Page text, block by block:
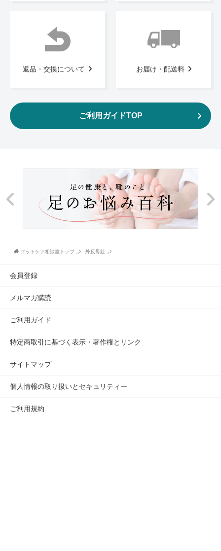
返品・交換について お届け・配送料
ご利用ガイドTOP
フットケア相談室トップ 外反母趾
会員登録
メルマガ購読
ご利用ガイド
特定商取引に基づく表示・著作権とリンク
サイトマップ
個人情報の取り扱いとセキュリティー
ご利用規約